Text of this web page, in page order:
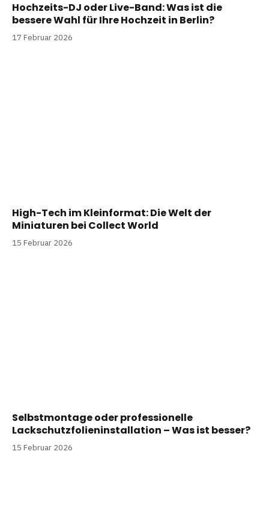
Hochzeits-DJ oder Live-Band: Was ist die
bessere Wahl für Ihre Hochzeit in Berlin?
17 Februar 2026
High-Tech im Kleinformat: Die Welt der
Miniaturen bei Collect World
15 Februar 2026
Selbstmontage oder professionelle
Lackschutzfolieninstallation – Was ist besser?
15 Februar 2026